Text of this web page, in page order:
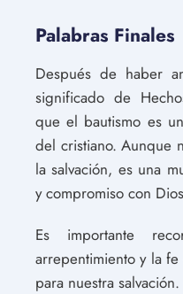
Palabras Finales
Después de haber
significado de
que el bautismo es
del cristiano. Aunque
la salvación, es una
y compromiso con
Es importante
arrepentimiento y la fe
para nuestra